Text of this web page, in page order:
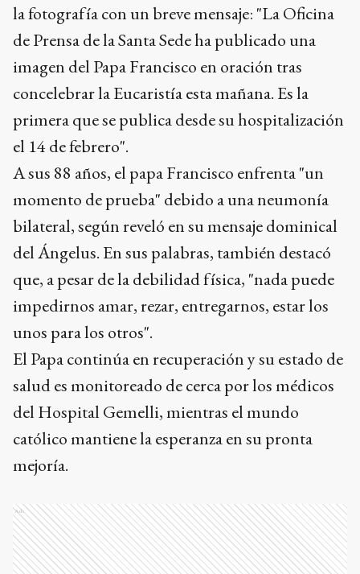
la fotografía con un breve mensaje: "La Oficina
de Prensa de la Santa Sede ha publicado una
imagen del Papa Francisco en oración tras
concelebrar la Eucaristía esta mañana. Es la
primera que se publica desde su hospitalización
el 14 de febrero".
A sus 88 años, el papa Francisco enfrenta "un
momento de prueba" debido a una neumonía
bilateral, según reveló en su mensaje dominical
del Ángelus. En sus palabras, también destacó
que, a pesar de la debilidad física, "nada puede
impedirnos amar, rezar, entregarnos, estar los
unos para los otros".
El Papa continúa en recuperación y su estado de
salud es monitoreado de cerca por los médicos
del Hospital Gemelli, mientras el mundo
católico mantiene la esperanza en su pronta
mejoría.
Ads